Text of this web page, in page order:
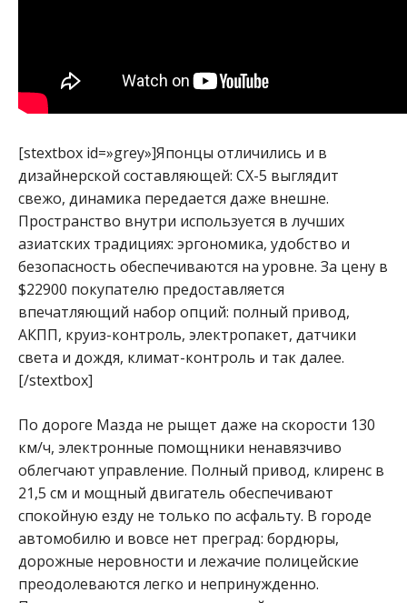
[stextbox id=»grey»]Японцы отличились и в
дизайнерской составляющей: CX-5 выглядит
свежо, динамика передается даже внешне.
Пространство внутри используется в лучших
азиатских традициях: эргономика, удобство и
безопасность обеспечиваются на уровне. За цену в
$22900 покупателю предоставляется
впечатляющий набор опций: полный привод,
АКПП, круиз-контроль, электропакет, датчики
света и дождя, климат-контроль и так далее.
[/stextbox]
По дороге Мазда не рыщет даже на скорости 130
км/ч, электронные помощники ненавязчиво
облегчают управление. Полный привод, клиренс в
21,5 см и мощный двигатель обеспечивают
спокойную езду не только по асфальту. В городе
автомобилю и вовсе нет преград: бордюры,
дорожные неровности и лежачие полицейские
преодолеваются легко и непринужденно.